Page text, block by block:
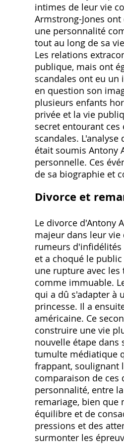
intimes de leur vie
Armstrong-Jones
une personnalité
tout au long de sa
Les relations
publique, mais ont
scandales ont eu
en question son
plusieurs enfants
privée et la vie
secret entourant
scandales.
était soumis Antony
personnelle. Ces
de sa biographie et
Divorce et
Le divorce d'Antony
majeur dans leur
rumeurs d'infidélités
et a choqué le
une rupture avec
comme immuable.
qui a dû s'adapter à
princesse. Il a
américaine. Ce
construire une vie
nouvelle étape dans
tumulte médiatique
frappant, soulignant
comparaison de ces
personnalité, entre
remariage, bien que
équilibre et de
pressions et des
surmonter les